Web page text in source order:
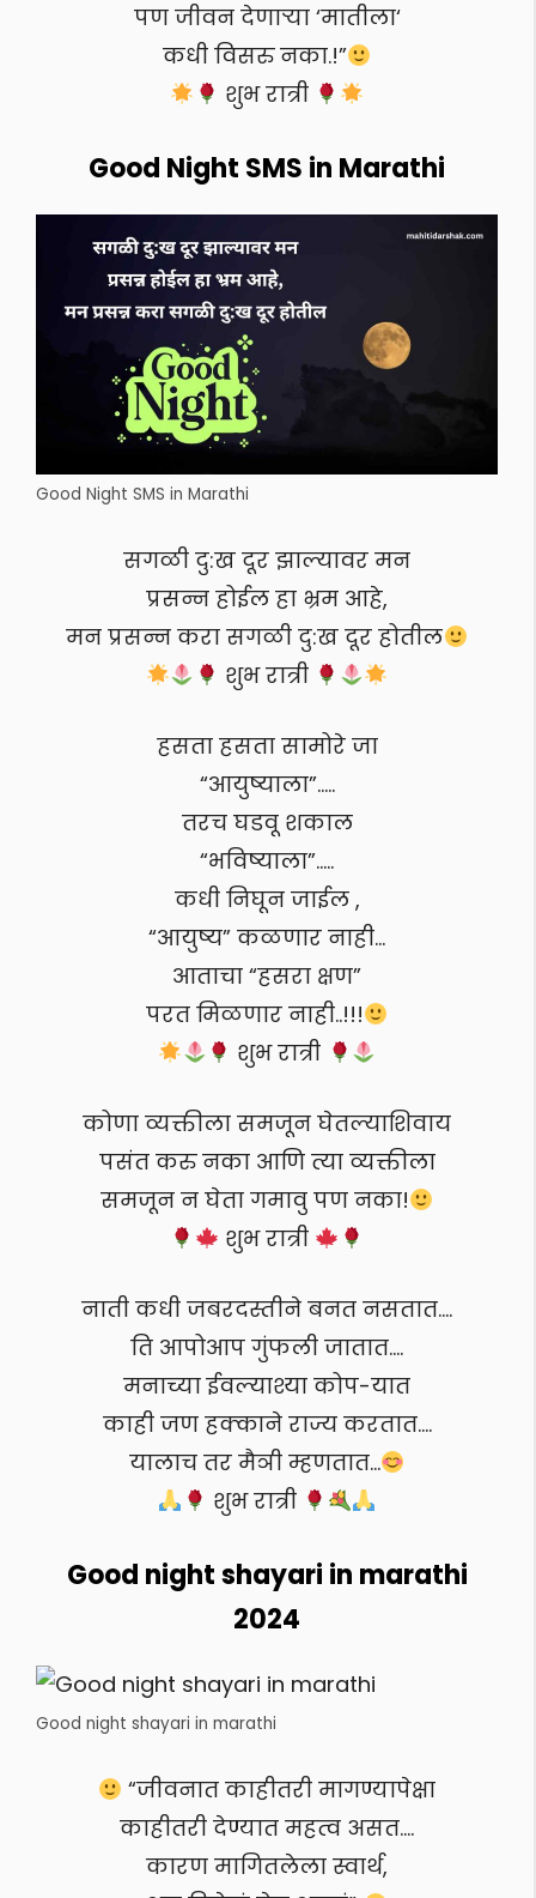
पण जीवन देणाऱ्या ‘मातीला‘
कधी विसरु नका.!”
शुभ रात्री
Good Night SMS in Marathi
Good Night SMS in Marathi
सगळी दु:ख दूर झाल्यावर मन
प्रसन्न होईल हा भ्रम आहे,
मन प्रसन्न करा सगळी दु:ख दूर होतील
शुभ रात्री
हसता हसता सामोरे जा
“आयुष्याला”…..
तरच घडवू शकाल
“भविष्याला”…..
कधी निघून जाईल ,
“आयुष्य” कळणार नाही…
आताचा “हसरा क्षण”
परत मिळणार नाही..!!!
शुभ रात्री
कोणा व्यक्तीला समजून घेतल्याशिवाय
पसंत करु नका आणि त्या व्यक्तीला
समजून न घेता गमावु पण नका!
शुभ रात्री
नाती कधी जबरदस्तीने बनत नसतात….
ति आपोआप गुंफली जातात….
मनाच्या ईवल्याश्या कोप-यात
काही जण हक्काने राज्य करतात….
यालाच तर मैञी म्हणतात…
शुभ रात्री
Good night shayari in marathi
2024
Good night shayari in marathi
“जीवनात काहीतरी मागण्यापेक्षा
काहीतरी देण्यात महत्व असत….
कारण मागितलेला स्वार्थ,